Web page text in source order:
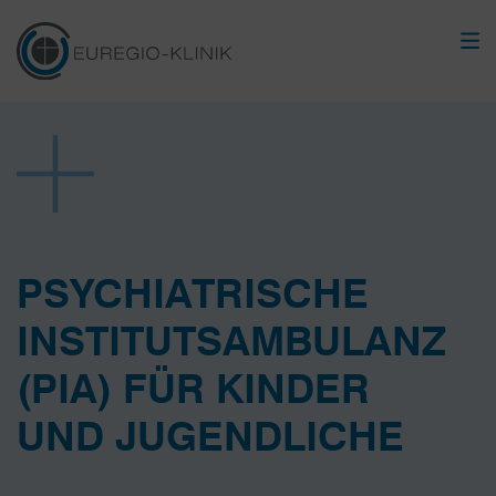
PSYCHIATRISCHE
INSTITUTS­AMBULANZ
(PIA) FÜR KINDER
UND JUGENDLICHE